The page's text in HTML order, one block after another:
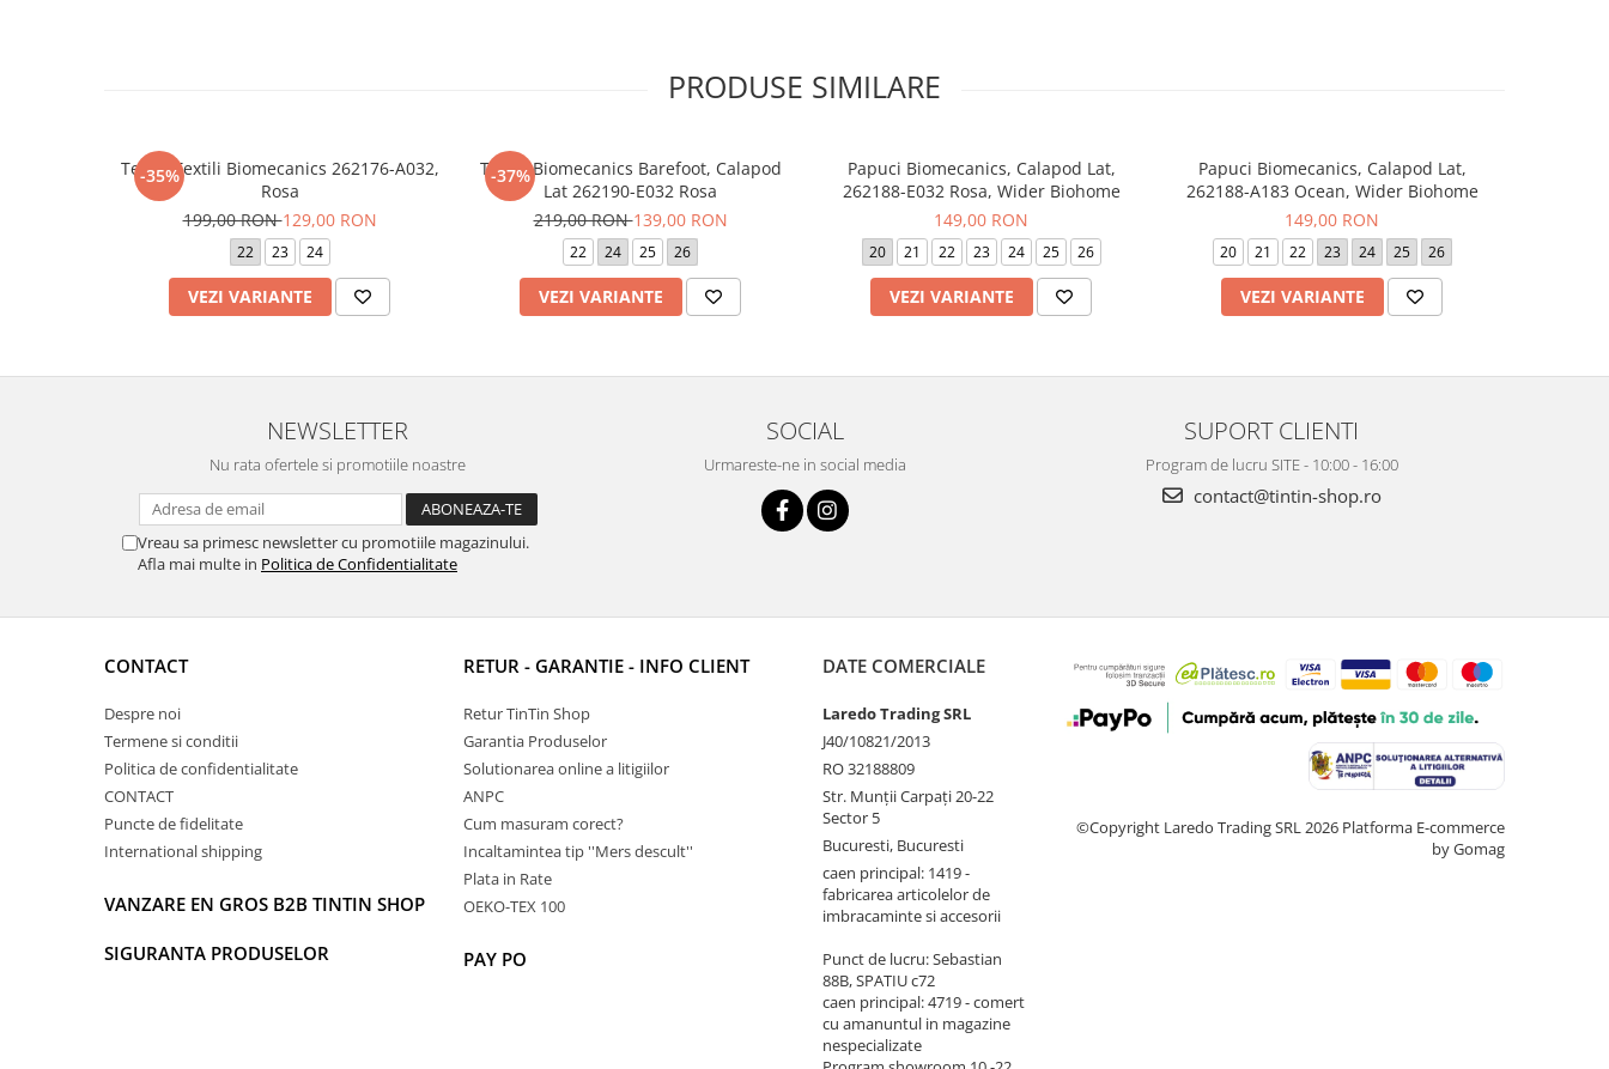
PRODUSE SIMILARE
-35%
Tenisi Textili Biomecanics 262176-A032,
Rosa
199,00 RON129,00 RON
22 23 24
VEZI VARIANTE
-37%
Tenisi Biomecanics Barefoot, Calapod
Lat 262190-E032 Rosa
219,00 RON139,00 RON
22 24 25 26
VEZI VARIANTE
Papuci Biomecanics, Calapod Lat,
262188-E032 Rosa, Wider Biohome
149,00 RON
20 21 22 23 24 25 26
VEZI VARIANTE
Papuci Biomecanics, Calapod Lat,
262188-A183 Ocean, Wider Biohome
149,00 RON
20 21 22 23 24 25 26
VEZI VARIANTE
NEWSLETTER
Nu rata ofertele si promotiile noastre
Vreau sa primesc newsletter cu promotiile magazinului.
Afla mai multe in Politica de Confidentialitate
SOCIAL
Urmareste-ne in social media
SUPORT CLIENTI
Program de lucru SITE - 10:00 - 16:00
contact@tintin-shop.ro
CONTACT
Despre noi
Termene si conditii
Politica de confidentialitate
CONTACT
Puncte de fidelitate
International shipping
VANZARE EN GROS B2B TINTIN SHOP
SIGURANTA PRODUSELOR
RETUR - GARANTIE - INFO CLIENT
Retur TinTin Shop
Garantia Produselor
Solutionarea online a litigiilor
ANPC
Cum masuram corect?
Incaltamintea tip ''Mers descult''
Plata in Rate
OEKO-TEX 100
PAY PO
DATE COMERCIALE
Laredo Trading SRL
J40/10821/2013
RO 32188809
Str. Munții Carpați 20-22
Sector 5
Bucuresti, Bucuresti
caen principal: 1419 -
fabricarea articolelor de
imbracaminte si accesorii
Punct de lucru: Sebastian
88B, SPATIU c72
caen principal: 4719 - comert
cu amanuntul in magazine
nespecializate
©Copyright Laredo Trading SRL 2026 Platforma E-commerce
by Gomag